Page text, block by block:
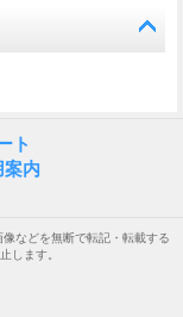
ト
案内
などを無断で転記・転載する
します。